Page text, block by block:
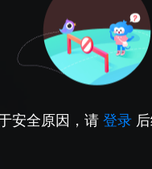
安全原因，请 登录